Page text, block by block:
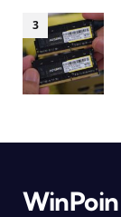
WinPoin